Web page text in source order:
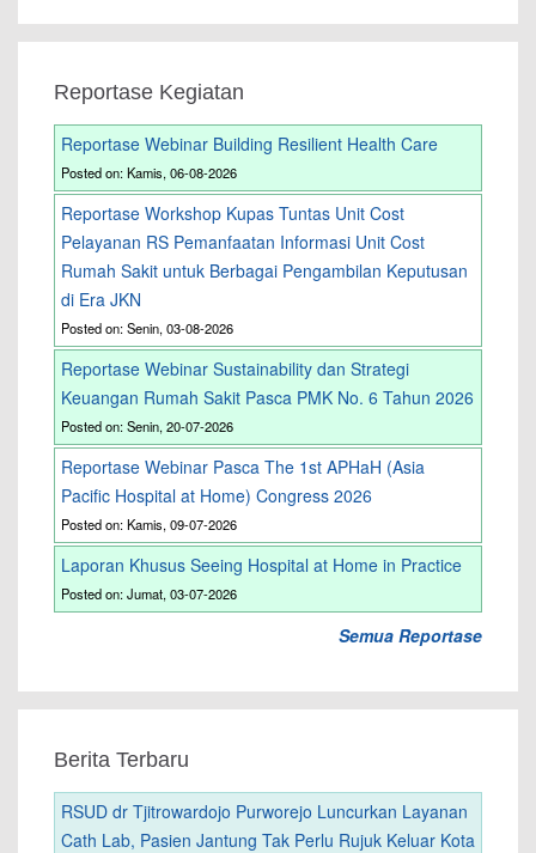
Reportase Kegiatan
Reportase Webinar Building Resilient Health Care
Posted on: Kamis, 06-08-2026
Reportase Workshop Kupas Tuntas Unit Cost
Pelayanan RS Pemanfaatan Informasi Unit Cost
Rumah Sakit untuk Berbagai Pengambilan Keputusan
di Era JKN
Posted on: Senin, 03-08-2026
Reportase Webinar Sustainability dan Strategi
Keuangan Rumah Sakit Pasca PMK No. 6 Tahun 2026
Posted on: Senin, 20-07-2026
Reportase Webinar Pasca The 1st APHaH (Asia
Pacific Hospital at Home) Congress 2026
Posted on: Kamis, 09-07-2026
Laporan Khusus Seeing Hospital at Home in Practice
Posted on: Jumat, 03-07-2026
Semua Reportase
Berita Terbaru
RSUD dr Tjitrowardojo Purworejo Luncurkan Layanan
Cath Lab, Pasien Jantung Tak Perlu Rujuk Keluar Kota